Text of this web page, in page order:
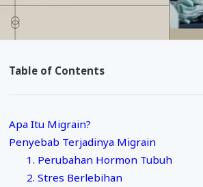
Table of Contents
Apa Itu Migrain?
Penyebab Terjadinya Migrain
1. Perubahan Hormon Tubuh
2. Stres Berlebihan